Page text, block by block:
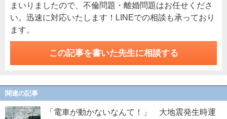
まいりましたので、不倫問題・離婚問題はお任せくださ
い。迅速に対応いたします！LINEでの相談も承っており
ます。
この記事を書いた先生に相談する
関連の記事
「電車が動かないなんて！」 大地震発生時運